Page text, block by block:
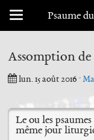
Menu déroulant
Psaume
Assomption de
lun. 15 août 2016 ·
Le ou les
même jour